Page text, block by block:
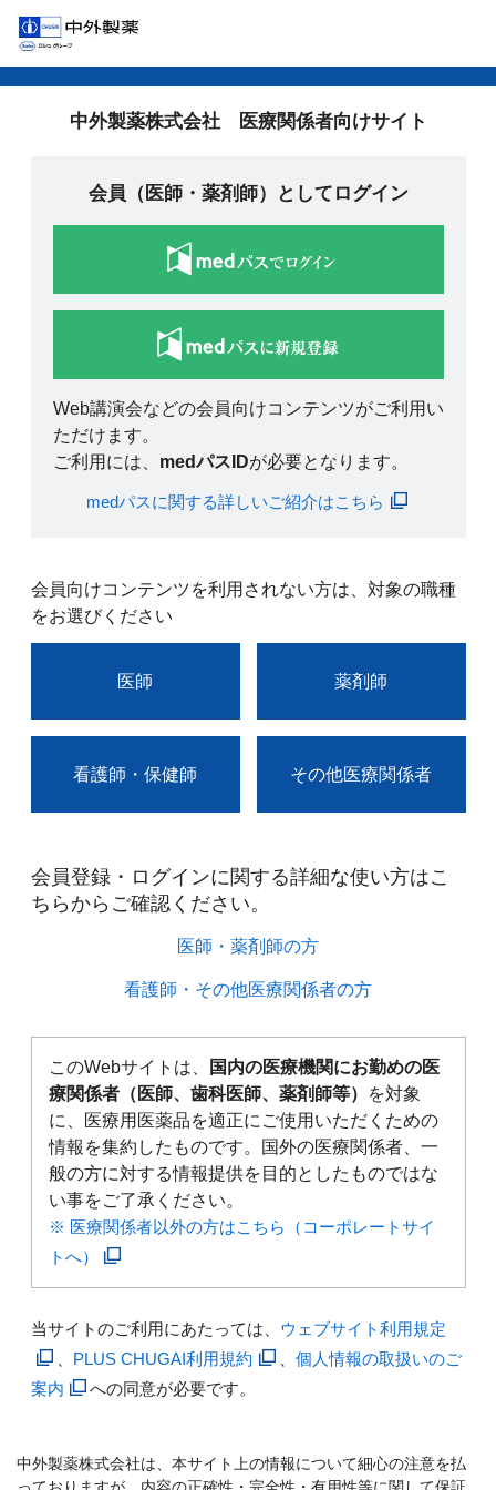
中外製薬株式会社 医療関係者向けサイト
会員（医師・薬剤師）としてログイン
Web講演会などの会員向けコンテンツがご利用い
ただけます。
ご利用には、 medパスIDが必要となります。
medパスに関する詳しいご紹介はこちら
会員向けコンテンツを利用されない方は、対象の職種
をお選びください
医師 薬剤師
看護師・保健師 その他医療関係者
会員登録・ログインに関する詳細な使い方はこ
ちらからご確認ください。​
医師・薬剤師の方​
看護師・その他医療関係者の方​
このWebサイトは、
国内の医療機関にお勤めの医
療関係者（医師、歯科医師、薬剤師等）
を対象
に、医療用医薬品を適正にご使用いただくための
情報を集約したものです。国外の医療関係者、一
般の方に対する情報提供を目的としたものではな
い事をご了承ください。
※ 医療関係者以外の方はこちら（コーポレートサイ
トへ）
当サイトのご利用にあたっては、 ウェブサイト利用規定
PLUS CHUGAI利用規約
個人情報の取扱いのご
案内
への同意が必要です。
中外製薬株式会社は、本サイト上の情報について細心の注意を払
っておりますが、内容の正確性・完全性・有用性等に関して保証